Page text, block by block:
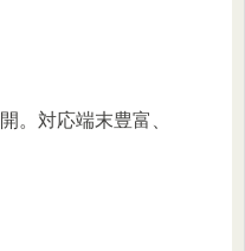
。対応端末豊富、